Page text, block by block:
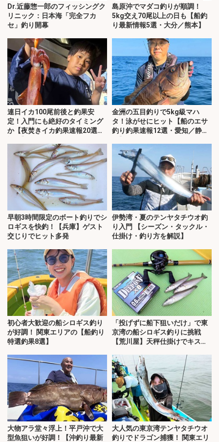
Dr.近藤惣一郎のフィッシングク
リニック：日本海「完全フカ
セ」釣り開幕
島原沖でマダコ釣りが順調！
5kg交え70尾以上の日も【船釣
り最新情報5選・大分／熊本】
連日イカ100尾前後と釣果安
定！入門にも絶好のタイミング
か【夜焚きイカ釣果速報20選・
金洲の五目釣りで5kg級マハ
タ！泳がせにヒット【船のエサ
釣り釣果速報12選・愛知／静
早朝3時間限定のボート釣りでシ
ロギスを快釣！【兵庫】ゲスト
交じりでヒット多発
伊勢湾・夏のテンヤタチウオ釣
り入門 【シーズン・タックル・
仕掛け・釣り方を解説】
初心者大歓迎の船シロギス釣り
が好調！ 関東エリアの【船釣り
特選釣果8選】
「投げずに船下狙いだけ」で東
京湾の船シロギス釣りに挑戦
【荒川屋】天秤仕掛けでキス約
大物アラ堂々浮上！平戸沖で大
型魚狙いが好調！【沖釣り最新
大人気の東京湾テンヤタチウオ
釣りでドラゴン捕獲！ 関東エリ